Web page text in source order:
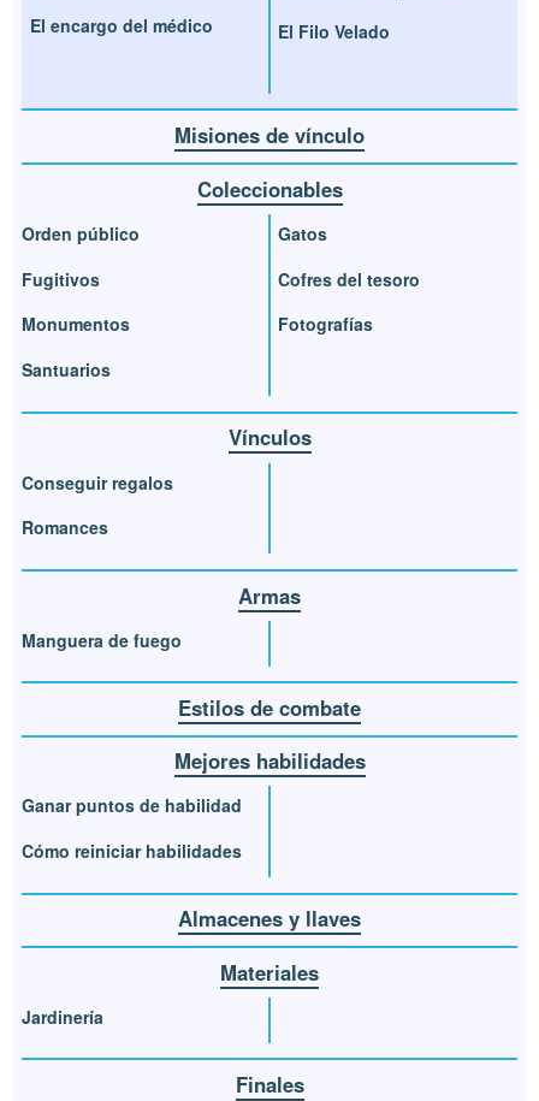
El encargo del médico
El Filo Velado
Misiones de vínculo
Coleccionables
Orden público
Fugitivos
Monumentos
Santuarios
Gatos
Cofres del tesoro
Fotografías
Vínculos
Conseguir regalos
Romances
Armas
Manguera de fuego
Estilos de combate
Mejores habilidades
Ganar puntos de habilidad
Cómo reiniciar habilidades
Almacenes y llaves
Materiales
Jardinería
Finales